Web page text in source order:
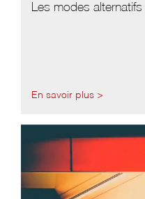
Les modes
En savoir plus >